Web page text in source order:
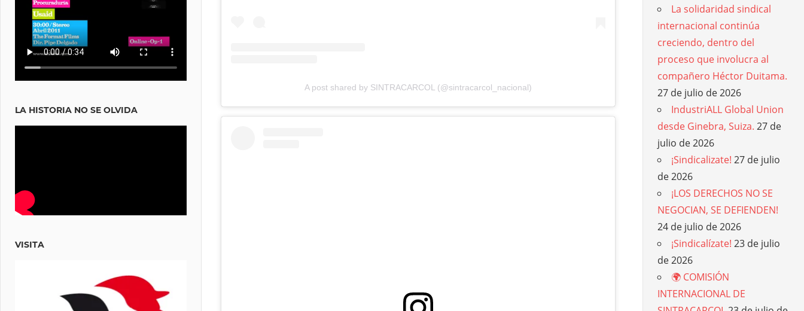
A post shared by SINTRACARCOL (@sintracarcol_nacional)
LA HISTORIA NO SE OLVIDA
VISITA
La solidaridad sindical
internacional continúa
creciendo, dentro del
proceso que involucra al
compañero Héctor Duitama.
27 de julio de 2026
IndustriALL Global Union
desde Ginebra, Suiza. 27 de
julio de 2026
¡Sindicalizate! 27 de julio
de 2026
¡LOS DERECHOS NO SE
NEGOCIAN, SE DEFIENDEN!
24 de julio de 2026
¡Sindicalízate! 23 de julio
de 2026
🌍 COMISIÓN
INTERNACIONAL DE